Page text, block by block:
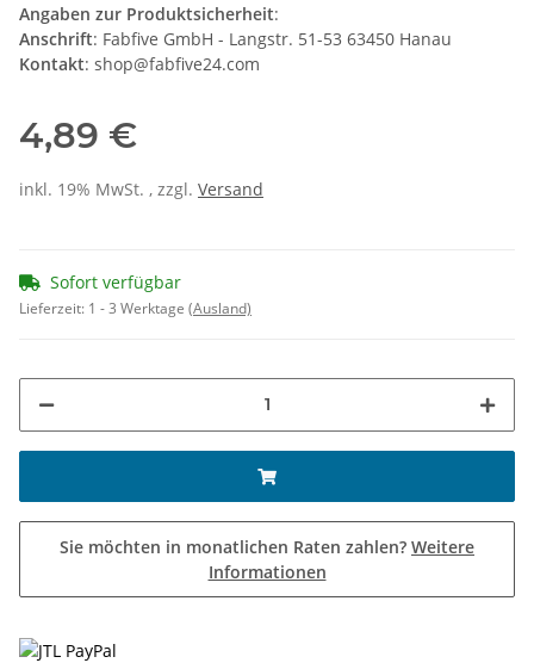
Angaben zur Produktsicherheit:
Anschrift: Fabfive GmbH - Langstr. 51-53 63450 Hanau
Kontakt: shop@fabfive24.com
4,89 €
inkl. 19% MwSt. , zzgl. Versand
Sofort verfügbar
Lieferzeit: 1 - 3 Werktage (Ausland)
Sie möchten in monatlichen Raten zahlen? Weitere
Informationen